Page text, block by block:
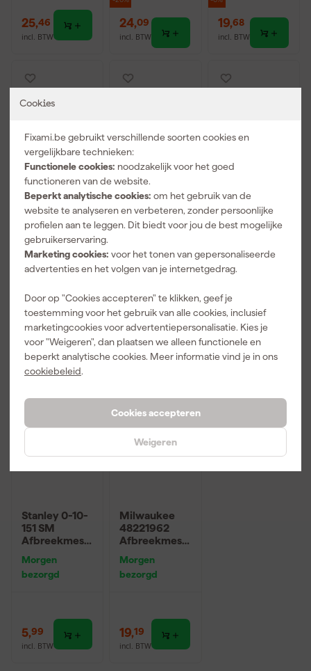
Cookies
Fixami.be gebruikt verschillende soorten cookies en
vergelijkbare technieken:
Functionele cookies: noodzakelijk voor het goed
functioneren van de website.
Beperkt analytische cookies: om het gebruik van de
website te analyseren en verbeteren, zonder persoonlijke
profielen aan te leggen. Dit biedt voor jou de best mogelijke
gebruikerservaring.
Marketing cookies: voor het tonen van gepersonaliseerde
advertenties en het volgen van je internetgedrag.
Door op "Cookies accepteren" te klikken, geef je
toestemming voor het gebruik van alle cookies, inclusief
marketingcookies voor advertentiepersonalisatie. Kies je
voor "Weigeren", dan plaatsen we alleen functionele en
beperkt analytische cookies. Meer informatie vind je in ons
cookiebeleid.
Cookies accepteren
Weigeren
25,46
incl. BTW
24,09
incl. BTW
19,68
incl. BTW
Makita B-
57130
Rolbandmaat
3,5mx16mm
Morgen
bezorgd
Afgelopen 30 dgn 7,01
6,99
incl. BTW
Stanley 0-10-
150 SM
9mm
Morgen
bezorgd
3,99
incl. BTW
Stanley 0-10-
481 FatMax
18mm
Morgen
bezorgd
14,99
incl. BTW
Stanley 0-10-
151 SM
Afbreekmes -
Morgen
bezorgd
5,99
incl. BTW
Milwaukee
48221962
Afbreekmes -
Morgen
bezorgd
19,19
incl. BTW